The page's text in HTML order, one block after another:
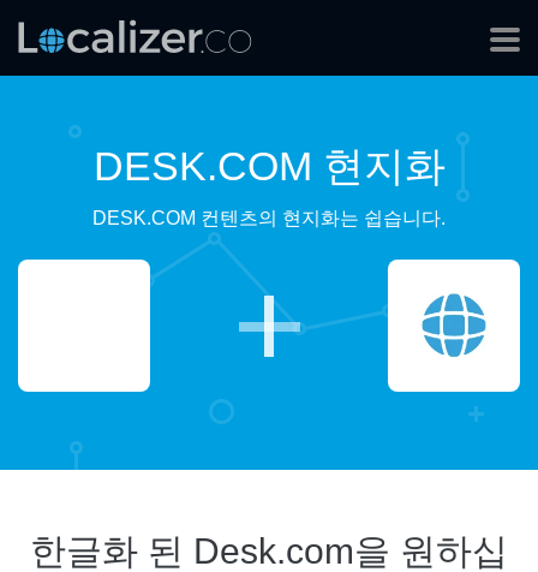
DESK.COM 현지화
DESK.COM 컨텐츠의 현지화는 쉽습니다.
한글화 된 Desk.com을 원하십